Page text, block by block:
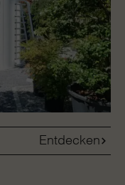
Entdecken